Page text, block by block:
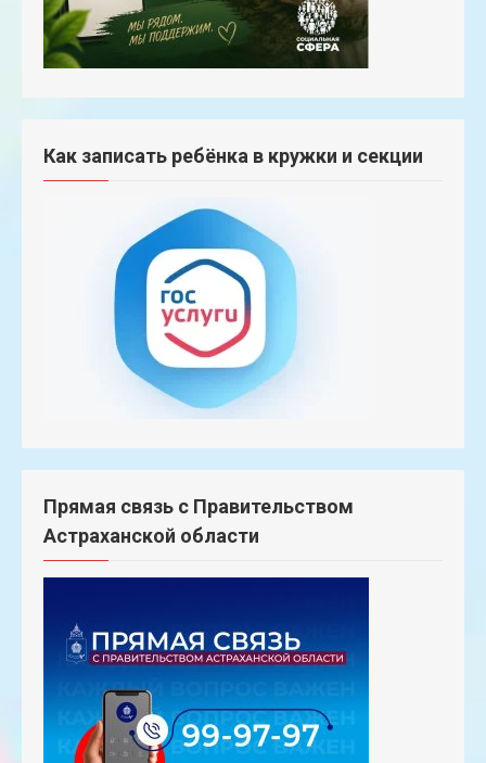
Как записать ребёнка в кружки и секции
Прямая связь с Правительством
Астраханской области